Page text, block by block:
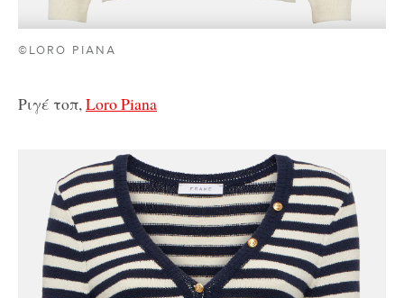
©LORO PIANA
Ριγέ τοπ,Loro Piana